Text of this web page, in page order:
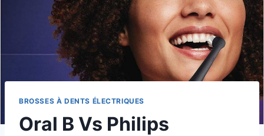
BROSSES À DENTS ÉLECTRIQUES
Oral B Vs Philips